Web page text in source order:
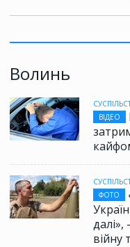
Волинь
ВІДЕО
ФОТО
війну